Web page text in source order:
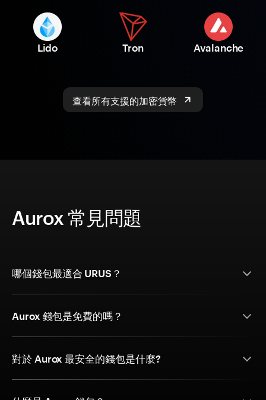
Lido Tron Avalanche
查看所有支援的加密貨幣
Aurox 常見問題
哪個錢包最適合 URUS？
Aurox 錢包是免費的嗎？
對於 Aurox 最安全的錢包是什麼?